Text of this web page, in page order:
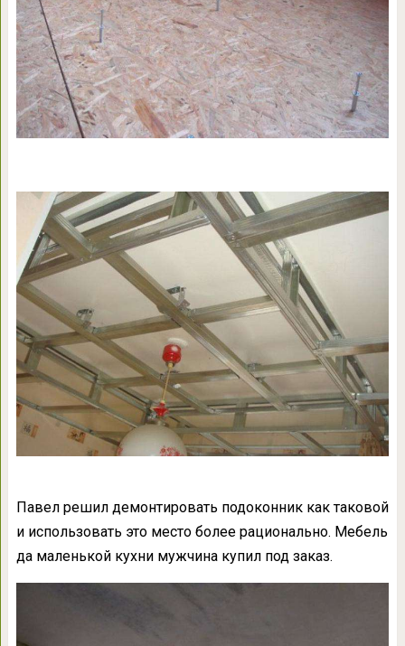
Павел решил демонтировать подоконник как таковой
и использовать это место более рационально. Мебель
да маленькой кухни мужчина купил под заказ.